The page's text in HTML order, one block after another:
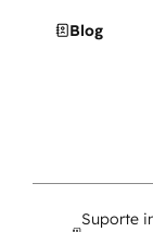
Blog
Suporte